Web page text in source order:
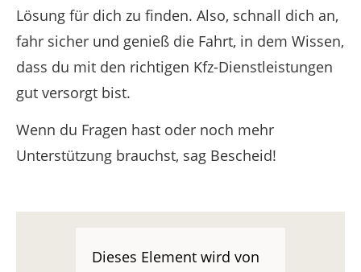
Lösung für dich zu finden. Also, schnall dich an,
fahr sicher und genieß die Fahrt, in dem Wissen,
dass du mit den richtigen Kfz-Dienstleistungen
gut versorgt bist.
Wenn du Fragen hast oder noch mehr
Unterstützung brauchst, sag Bescheid!
Dieses Element wird von